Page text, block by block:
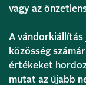
vagy az
A vándorkiállítás
közösség
értékeket
mutat az újabb